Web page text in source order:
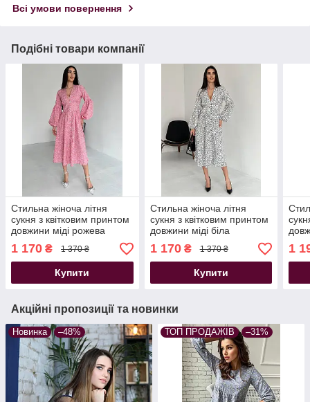
Всі умови повернення
Подібні товари компанії
Стильна жіноча літня
сукня з квітковим принтом
довжини міді рожева
1 170 ₴ 1 370 ₴
Купити
Стильна жіноча літня
сукня з квітковим принтом
довжини міді біла
1 170₴ 1 370 ₴
Купити
1
Акційні пропозиції та новинки
Новинка –48% ТОП ПРОДАЖІВ –31%